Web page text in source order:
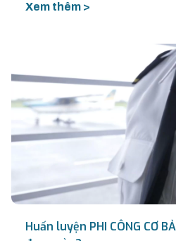
Xem thêm >
Huấn luyện PHI CÔNG CƠ